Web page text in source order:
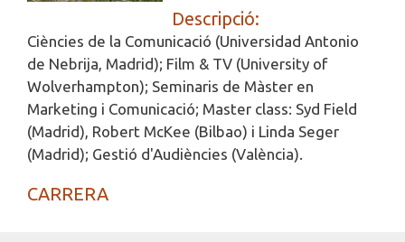
Descripció:
Ciències de la Comunicació (Universidad Antonio
de Nebrija, Madrid); Film & TV (University of
Wolverhampton); Seminaris de Màster en
Marketing i Comunicació; Master class: Syd Field
(Madrid), Robert McKee (Bilbao) i Linda Seger
(Madrid); Gestió d'Audiències (València).
CARRERA